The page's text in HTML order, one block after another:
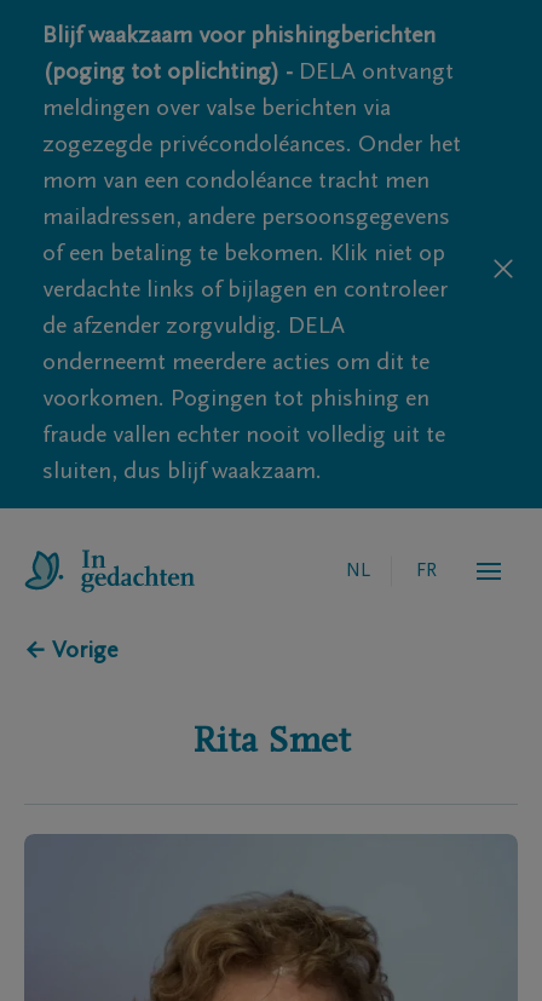
Blijf waakzaam voor phishingberichten
(poging tot oplichting) - DELA ontvangt
meldingen over valse berichten via
zogezegde privécondoléances. Onder het
mom van een condoléance tracht men
mailadressen, andere persoonsgegevens
of een betaling te bekomen. Klik niet op
verdachte links of bijlagen en controleer
de afzender zorgvuldig. DELA
onderneemt meerdere acties om dit te
voorkomen. Pogingen tot phishing en
fraude vallen echter nooit volledig uit te
sluiten, dus blijf waakzaam.
NL FR
← Vorige
Rita Smet